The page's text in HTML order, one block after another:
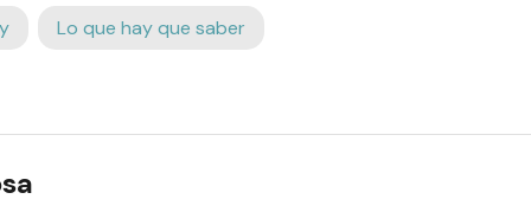
Lo que hay que saber